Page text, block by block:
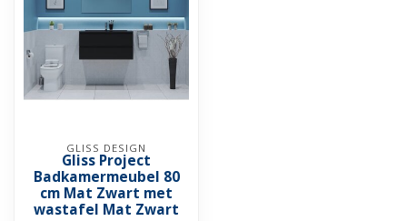
GLISS DESIGN
Gliss Project
Badkamermeubel 80
cm Mat Zwart met
wastafel Mat Zwart